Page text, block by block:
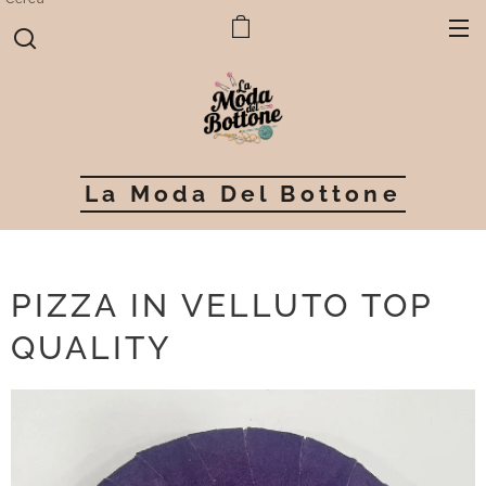
La Moda Del Bottone
PIZZA IN VELLUTO TOP
QUALITY